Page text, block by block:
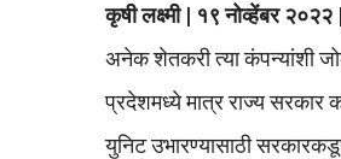
कृषी लक्ष्मी | १९ नोव्हेंबर २०२२ |
अनेक शेतकरी त्या कंपन्यांशी
प्रदेशमध्ये मात्र राज्य
युनिट उभारण्यासाठी